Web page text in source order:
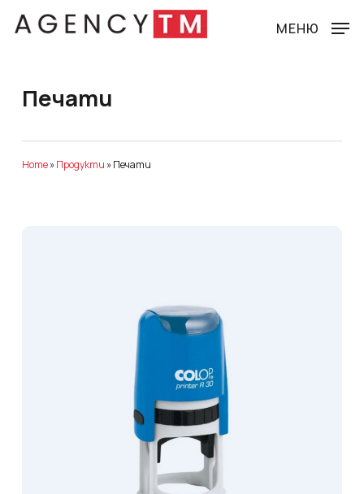
main
МЕНЮ
Печати
Home»Продукти »Печати